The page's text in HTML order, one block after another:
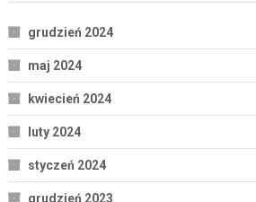
grudzień 2024
maj 2024
kwiecień 2024
luty 2024
styczeń 2024
grudzień 2023